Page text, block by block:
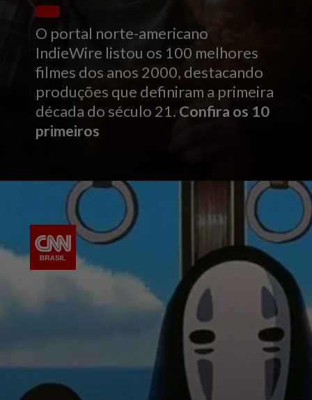
O portal norte-americano
IndieWire listou os 100 melhores
filmes dos anos 2000, destacando
produções que definiram a primeira
década do século 21. Confira os 10
primeiros